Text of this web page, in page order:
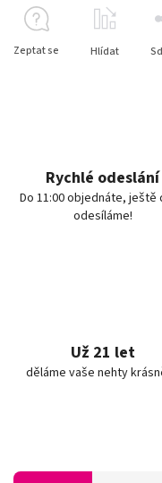
Zeptat se Hlídat
Rychlé odeslání
Do 11:00 objednáte, ještě
odesíláme!
Už 21 let
děláme vaše nehty